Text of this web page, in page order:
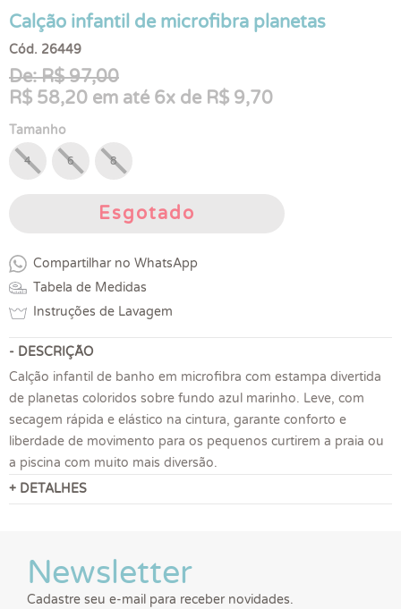
Calção infantil de microfibra planetas
Cód. 26449
De: R$ 97,00
R$ 58,20 em até 6x de R$ 9,70
Tamanho
4 6 8
Esgotado
Compartilhar no WhatsApp
Tabela de Medidas
Instruções de Lavagem
- DESCRIÇÃO
Calção infantil de banho em microfibra com estampa divertida
de planetas coloridos sobre fundo azul marinho. Leve, com
secagem rápida e elástico na cintura, garante conforto e
liberdade de movimento para os pequenos curtirem a praia ou
a piscina com muito mais diversão.
+ DETALHES
Newsletter
Cadastre seu e-mail para receber novidades.